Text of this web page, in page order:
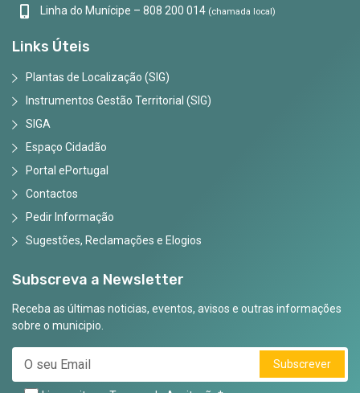
Linha do Munícipe – 808 200 014 (chamada local)
Links Úteis
Plantas de Localização (SIG)
Instrumentos Gestão Territorial (SIG)
SIGA
Espaço Cidadão
Portal ePortugal
Contactos
Pedir Informação
Sugestões, Reclamações e Elogios
Subscreva a Newsletter
Receba as últimas noticias, eventos, avisos e outras informações
sobre o municipio.
Subscrever